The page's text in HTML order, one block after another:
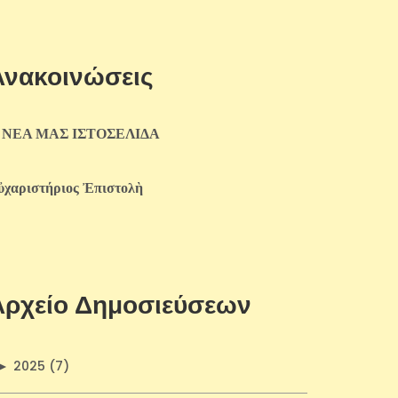
ΜΑΣ ΙΣΤΟΣΕΛΙΔΑ
Ἐπιστολὴ
Δημοσιεύσεων
2025 (7)